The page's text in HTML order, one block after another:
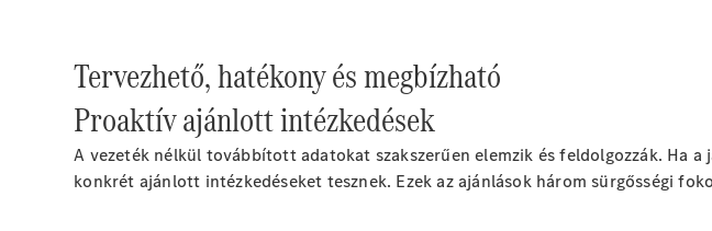
Tervezhető, hatékony és megbízható
Proaktív ajánlott intézkedések
A vezeték nélkül továbbított adatokat szakszerűen elemzik és feldolgozzák. Ha
konkrét ajánlott intézkedéseket tesznek. Ezek az ajánlások három sürgősségi